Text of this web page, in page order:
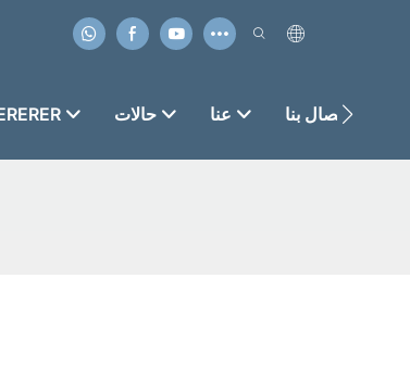
حالات عنا الاتصال بنا